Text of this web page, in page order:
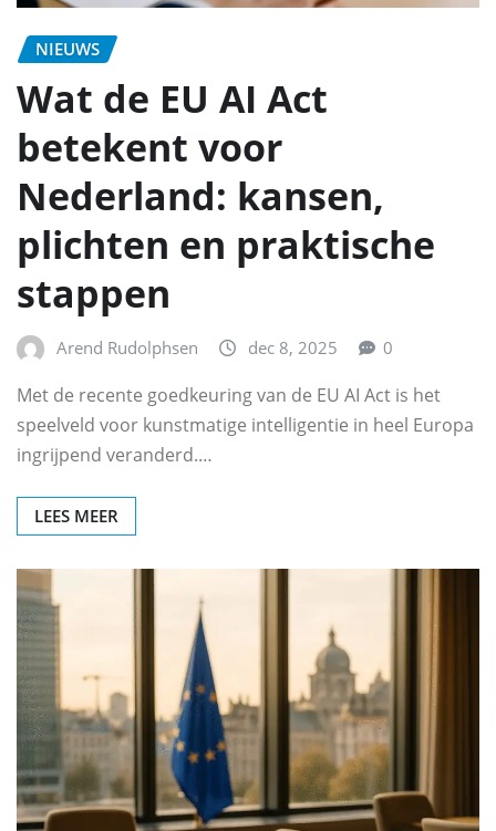
NIEUWS
Wat de EU AI Act
betekent voor
Nederland: kansen,
plichten en praktische
stappen
Arend Rudolphsen dec 8, 2025 0
Met de recente goedkeuring van de EU AI Act is het
speelveld voor kunstmatige intelligentie in heel Europa
ingrijpend veranderd.…
LEES MEER